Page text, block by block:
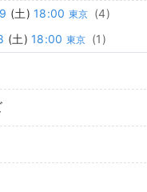
(土) 18:00 東京 (4)
(土) 18:00 東京 (1)